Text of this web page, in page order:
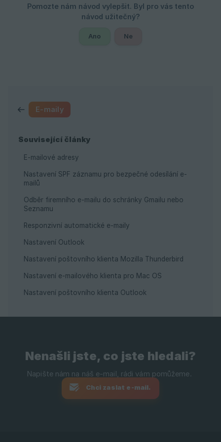
E-maily
Související články
E-mailové adresy
Nastavení SPF záznamu pro bezpečné odesílání e-
mailů
Odběr firemního e-mailu do schránky Gmailu nebo
Seznamu
Responzivní automatické e-maily
Nastavení Outlook
Nastavení poštovního klienta Mozilla Thunderbird
Nastavení e-mailového klienta pro Mac OS
Nastavení poštovního klienta Outlook
Ano Ne
Nenašli jste, co jste hledali?
Chci zaslat e-mail.